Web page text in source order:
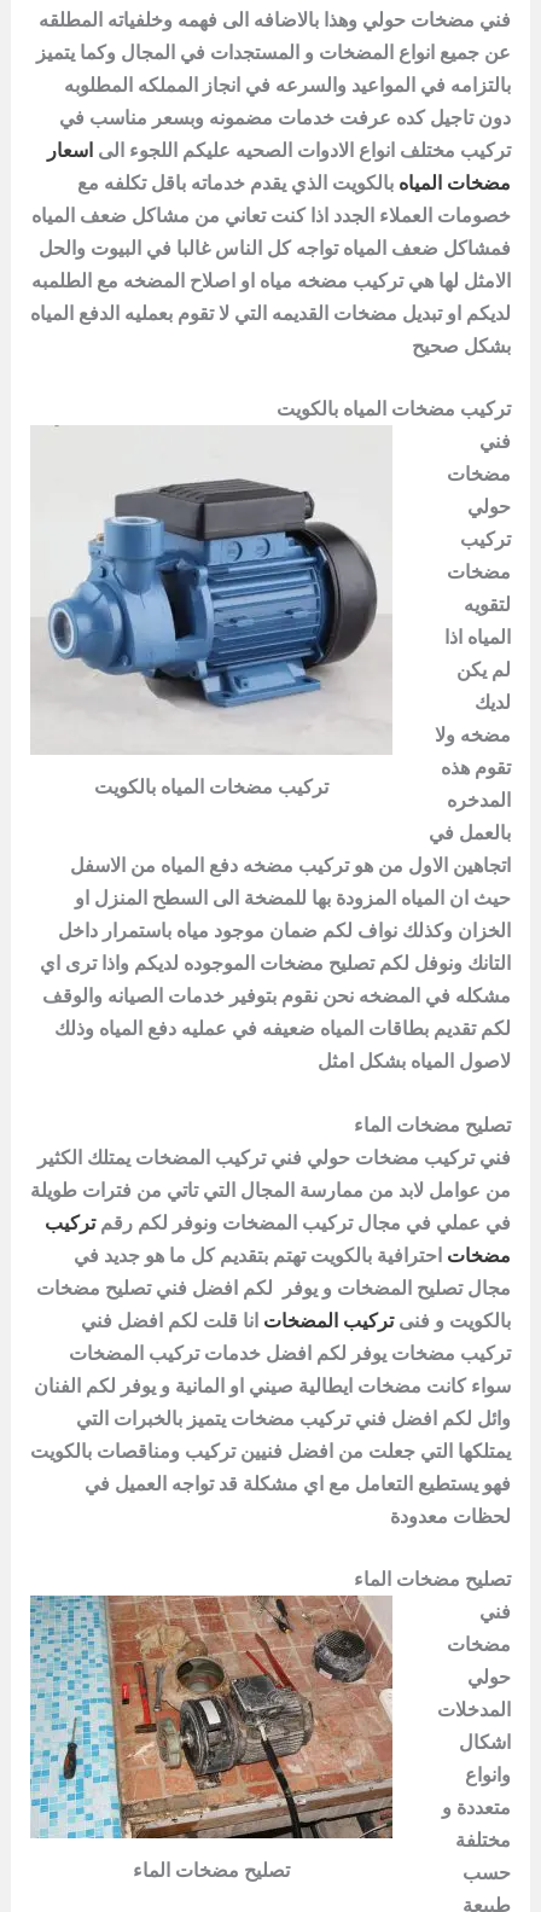
فني مضخات حولي وهذا بالاضافه الى فهمه وخلفياته المطلقه
عن جميع انواع المضخات و المستجدات في المجال وكما يتميز
بالتزامه في المواعيد والسرعه في انجاز المملكه المطلوبه
دون تاجيل كده عرفت خدمات مضمونه وبسعر مناسب في
تركيب مختلف انواع الادوات الصحيه عليكم اللجوء الى اسعار
مضخات المياه بالكويت الذي يقدم خدماته باقل تكلفه مع
خصومات العملاء الجدد اذا كنت تعاني من مشاكل ضعف المياه
فمشاكل ضعف المياه تواجه كل الناس غالبا في البيوت والحل
الامثل لها هي تركيب مضخه مياه او اصلاح المضخه مع الطلمبه
لديكم او تبديل مضخات القديمه التي لا تقوم بعمليه الدفع المياه
بشكل صحيح
تركيب مضخات المياه بالكويت
تركيب مضخات المياه بالكويت
فني
مضخات
حولي
تركيب
مضخات
لتقويه
المياه اذا
لم يكن
لديك
مضخه ولا
تقوم هذه
المدخره
بالعمل في
اتجاهين الاول من هو تركيب مضخه دفع المياه من الاسفل
حيث ان المياه المزودة بها للمضخة الى السطح المنزل او
الخزان وكذلك نواف لكم ضمان موجود مياه باستمرار داخل
التانك ونوفل لكم تصليح مضخات الموجوده لديكم واذا ترى اي
مشكله في المضخه نحن نقوم بتوفير خدمات الصيانه والوقف
لكم تقديم بطاقات المياه ضعيفه في عمليه دفع المياه وذلك
لاصول المياه بشكل امثل
تصليح مضخات الماء
فني تركيب مضخات حولي فني تركيب المضخات يمتلك الكثير
من عوامل لابد من ممارسة المجال التي تاتي من فترات طويلة
في عملي في مجال تركيب المضخات ونوفر لكم رقمتركيب
مضخات احترافية بالكويت تهتم بتقديم كل ما هو جديد في
مجال تصليح المضخات و يوفر لكم افضل فني تصليح مضخات
بالكويت و فنىتركيب المضخات انا قلت لكم افضل فني
تركيب مضخات يوفر لكم افضل خدمات تركيب المضخات
سواء كانت مضخات ايطالية صيني او المانية و يوفر لكم الفنان
وائل لكم افضل فنيتركيب مضخات يتميز بالخبرات التي
يمتلكها التي جعلت من افضل فنيين تركيب ومناقصات بالكويت
فهو يستطيع التعامل مع اي مشكلة قد تواجه العميل في
لحظات معدودة
تصليح مضخات الماء
تصليح مضخات الماء
فني
مضخات
حولي
المدخلات
اشكال
وانواع
متعددة و
مختلفة
حسب
طبيعة